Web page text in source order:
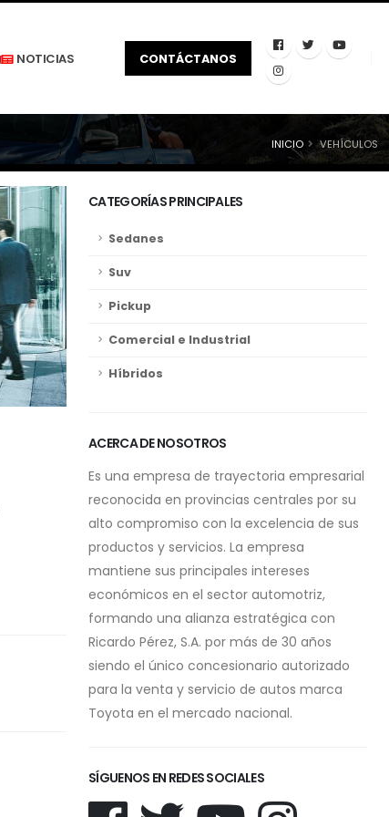
NOTICIAS CONTÁCTANOS
INICIO VEHÍCULOS
CATEGORÍAS PRINCIPALES
Sedanes
Suv
Pickup
Comercial e Industrial
Híbridos
ACERCA DE NOSOTROS
Es una empresa de trayectoria empresarial
reconocida en provincias centrales por su
alto compromiso con la excelencia de sus
productos y servicios. La empresa
mantiene sus principales intereses
económicos en el sector automotriz,
formando una alianza estratégica con
Ricardo Pérez, S.A. por más de 30 años
siendo el único concesionario autorizado
para la venta y servicio de autos marca
Toyota en el mercado nacional.
SÍGUENOS EN REDES SOCIALES